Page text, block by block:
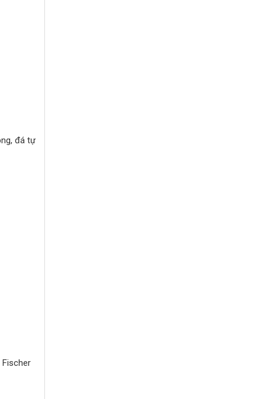
đá tự
Fischer